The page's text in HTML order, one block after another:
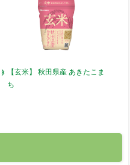
【玄米】 秋田県産 あきたこま
ち